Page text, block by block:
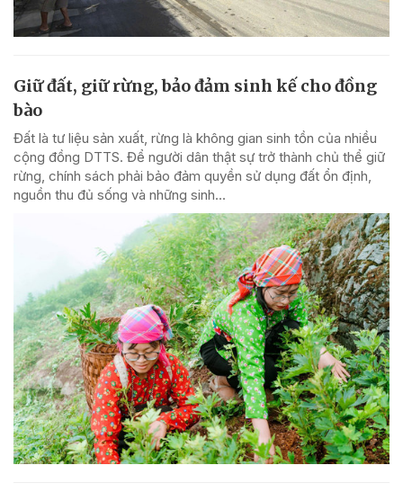
Giữ đất, giữ rừng, bảo đảm sinh kế cho đồng
bào
Đất là tư liệu sản xuất, rừng là không gian sinh tồn của nhiều
cộng đồng DTTS. Để người dân thật sự trở thành chủ thể giữ
rừng, chính sách phải bảo đảm quyền sử dụng đất ổn định,
nguồn thu đủ sống và những sinh...